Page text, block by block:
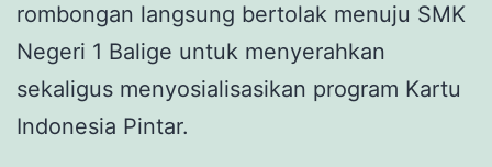
rombongan langsung bertolak menuju SMK
Negeri 1 Balige untuk menyerahkan
sekaligus menyosialisasikan program Kartu
Indonesia Pintar.